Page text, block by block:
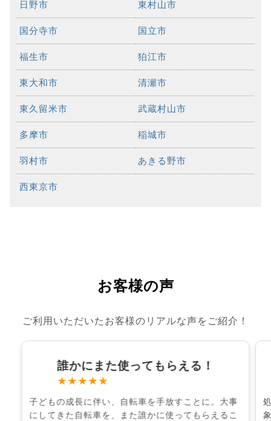
日野市 東村山市
国分寺市 国立市
福生市 狛江市
東大和市 清瀬市
東久留米市 武蔵村山市
多摩市 稲城市
羽村市 あきる野市
西東京市
お客様の声
ご利用いただいたお客様のリアルな声をご紹介！
誰かにまた使ってもらえる！
★★★★★
子どもの成長に伴い、自転車を手放すことに。大事
にしてきた自転車を、また誰かに使ってもらえるこ